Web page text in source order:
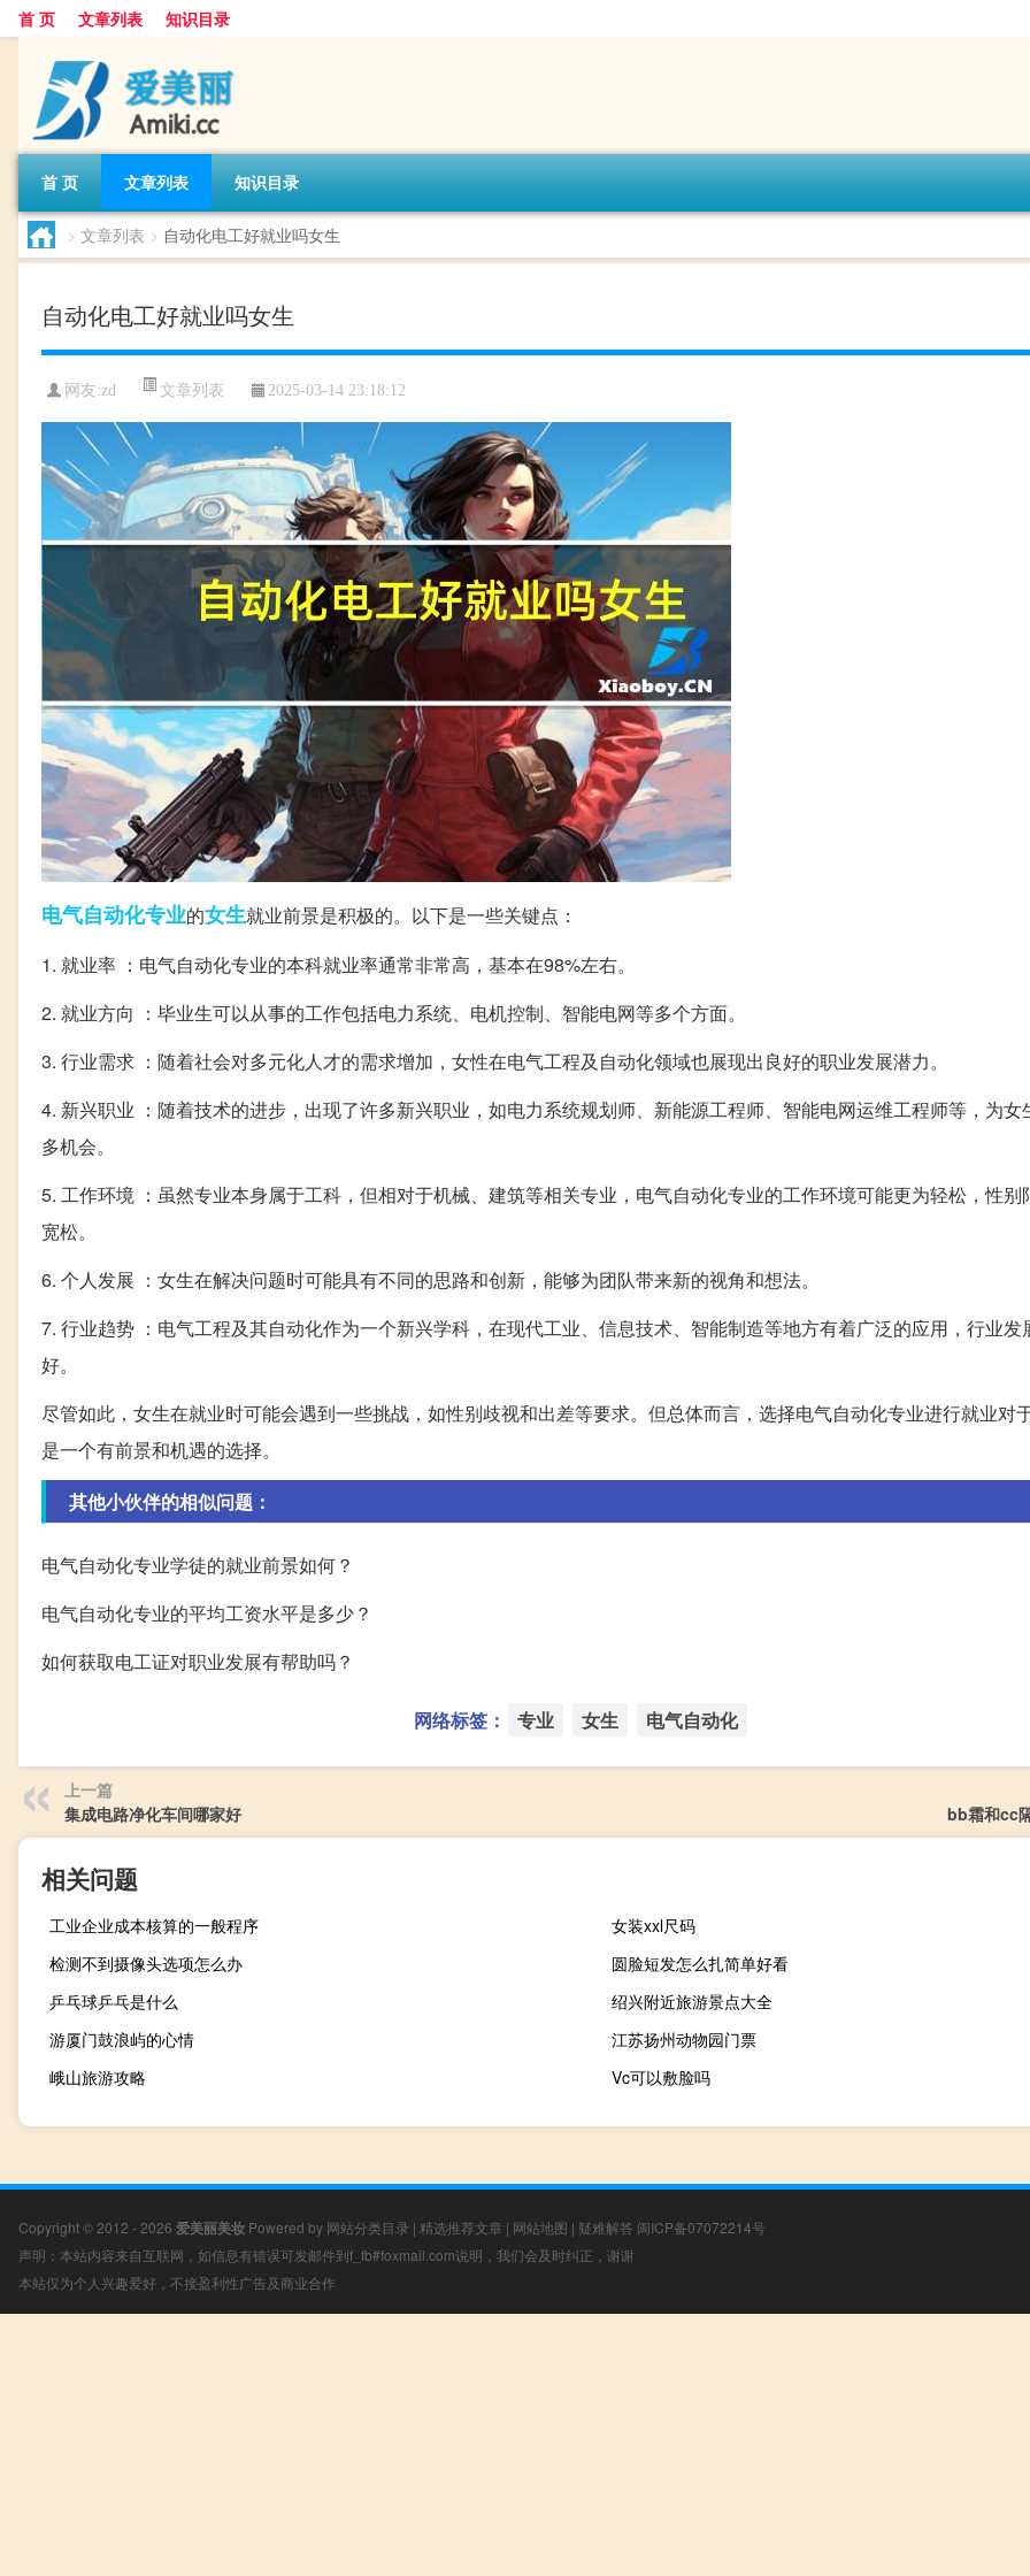
首 页 文章列表 知识目录
首 页 文章列表 知识目录
> 文章列表 > 自动化电工好就业吗女生
自动化电工好就业吗女生
网友:zd 文章列表 2025-03-14 23:18:12
电气自动化专业的女生就业前景是积极的。以下是一些关键点：
1. 就业率 ：电气自动化专业的本科就业率通常非常高，基本在98%左右。
2. 就业方向 ：毕业生可以从事的工作包括电力系统、电机控制、智能电网等多个方面。
3. 行业需求 ：随着社会对多元化人才的需求增加，女性在电气工程及自动化领域也展现出良好的职业发展潜力。
4. 新兴职业 ：随着技术的进步，出现了许多新兴职业，如电力系统规划师、新能源工程师、智能电网运维工程师等，为女
多机会。
5. 工作环境 ：虽然专业本身属于工科，但相对于机械、建筑等相关专业，电气自动化专业的工作环境可能更为轻松，性别
宽松。
6. 个人发展 ：女生在解决问题时可能具有不同的思路和创新，能够为团队带来新的视角和想法。
7. 行业趋势 ：电气工程及其自动化作为一个新兴学科，在现代工业、信息技术、智能制造等地方有着广泛的应用，行业发
好。
尽管如此，女生在就业时可能会遇到一些挑战，如性别歧视和出差等要求。但总体而言，选择电气自动化专业进行就业对
是一个有前景和机遇的选择。
其他小伙伴的相似问题：
电气自动化专业学徒的就业前景如何？
电气自动化专业的平均工资水平是多少？
如何获取电工证对职业发展有帮助吗？
网络标签： 专业 女生 电气自动化
上一篇
集成电路净化车间哪家好
bb霜和cc
相关问题
工业企业成本核算的一般程序
女装xxl尺码
检测不到摄像头选项怎么办
圆脸短发怎么扎简单好看
乒乓球乒乓是什么
绍兴附近旅游景点大全
游厦门鼓浪屿的心情
江苏扬州动物园门票
峨山旅游攻略
Vc可以敷脸吗
Copyright © 2012 - 2026 爱美丽美妆 Powered by 网站分类目录 | 精选推荐文章 | 网站地图 | 疑难解答 闽ICP备07072214号
声明：本站内容来自互联网，如信息有错误可发邮件到f_fb#foxmail.com说明，我们会及时纠正，谢谢
本站仅为个人兴趣爱好，不接盈利性广告及商业合作